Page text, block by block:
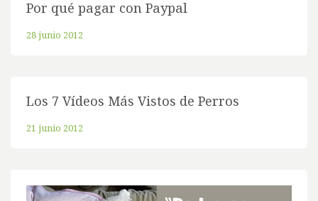
Por qué pagar con Paypal
28 junio 2012
Los 7 Vídeos Más Vistos de Perros
21 junio 2012